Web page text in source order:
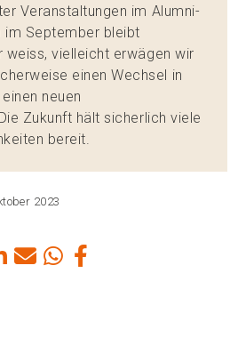
Veranstaltungen im Alumni-
im September bleibt
weiss, vielleicht erwägen wir
einen Wechsel in
neuen
Zukunft hält sicherlich viele
bereit.
2023